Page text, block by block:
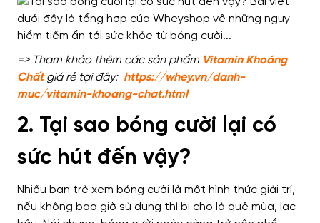
=> Tham khảo thêm các sản phẩm Vitamin Khoáng
Chấtgiá rẻ tại đây: https://whey.vn/danh-
muc/vitamin-khoang-chat.html
2. Tại sao bóng cười lại có
sức hút đến vậy?
Nhiều bạn trẻ xem bóng cười là một hình thức giải trí,
nếu không bao giờ sử dụng thì bị cho là quê mùa, lạc